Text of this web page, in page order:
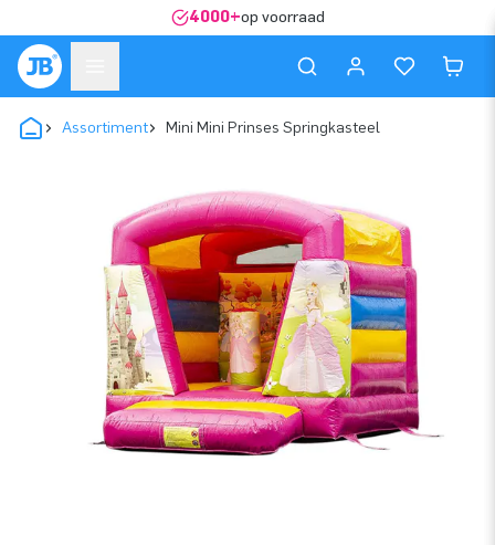
4000+op voorraad
Assortiment Mini Mini Prinses Springkasteel